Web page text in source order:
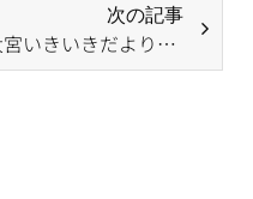
次の記事
大宮いきいきだより（8月号）